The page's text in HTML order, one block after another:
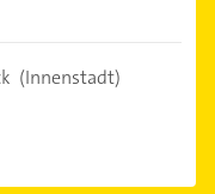
(Innenstadt)